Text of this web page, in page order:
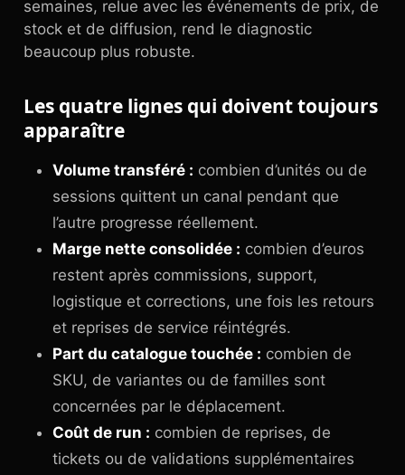
semaines, relue avec les événements de prix, de
stock et de diffusion, rend le diagnostic
beaucoup plus robuste.
Les quatre lignes qui doivent toujours
apparaître
Volume transféré : combien d’unités ou de
sessions quittent un canal pendant que
l’autre progresse réellement.
Marge nette consolidée : combien d’euros
restent après commissions, support,
logistique et corrections, une fois les retours
et reprises de service réintégrés.
Part du catalogue touchée : combien de
SKU, de variantes ou de familles sont
concernées par le déplacement.
Coût de run : combien de reprises, de
tickets ou de validations supplémentaires